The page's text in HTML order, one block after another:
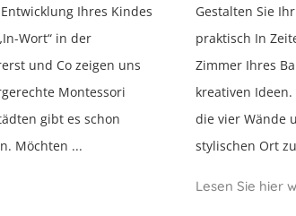
Ihres Kindes
Wort“ in der
und Co zeigen uns
Montessori
gibt es schon
Möchten ...
Gestalten Sie
praktisch In
Zimmer Ihres
kreativen
die vier Wände
stylischen Ort
Lesen Sie hier